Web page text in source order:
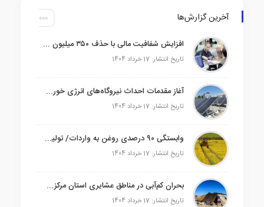
آخرین گزارش‌ها
افزایش شفافیت مالی با حذف ۳۵۰ میلیون حساب بانکی
تاریخ انتشار: 17 خرداد 1404
آغاز مقدمات احداث نیروگاه‌های انرژی خورشیدی ۱۳۰۰ مگاواتی در ورامین
تاریخ انتشار: 17 خرداد 1404
وابستگی ۹۰ درصدی روغن به واردات/ تولیدکننده انگیزه‌ای برای کشت دانه‌های روغنی ندارد
تاریخ انتشار: 17 خرداد 1404
بحران کم‌آبی در مناطق عشایری استان مرکزی/خطر مهاجرت گسترده عشایر استان
تاریخ انتشار: 17 خرداد 1404